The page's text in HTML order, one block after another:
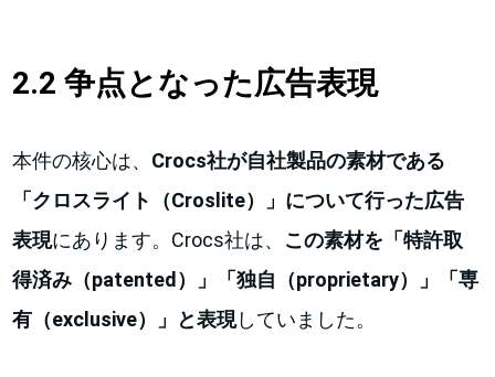
2.2 争点となった広告表現
本件の核心は、 Crocs社が自社製品の素材である
「クロスライト（Croslite）」について行った広告
表現にあります。Crocs社は、 この素材を「特許取
得済み（patented）」「独自（proprietary）」「専
有（exclusive）」と表現していました。